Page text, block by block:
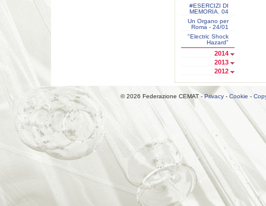
#ESERCIZI DI
MEMORIA. 04
Un Organo per
Roma - 24/01
"Electric Shock
Hazard"
2014
2013
2012
© 2026 Federazione CEMAT -Privacy - Cookie -